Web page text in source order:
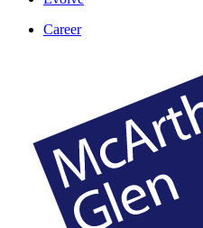
Career